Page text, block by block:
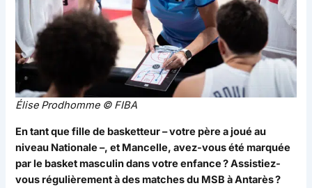
Élise Prodhomme © FIBA
En tant que fille de basketteur – votre père a joué au
niveau Nationale –, et Mancelle, avez-vous été marquée
par le basket masculin dans votre enfance ? Assistiez-
vous régulièrement à des matches du MSB à Antarès ?